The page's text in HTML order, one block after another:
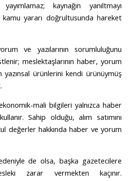
kaynağın yanıltmayı
kamu yararı doğrultusunda hareket
ve yazılarının sorumluluğunu
meslektaşlarının haber, yorum
yazınsal ürünlerini kendi ürünüymüş
mali bilgileri yalnızca haber
Sahip olduğu, alım satımını
değerler hakkında haber ve yorum
de olsa, başka gazetecilere
zarar vermekten kaçınır.